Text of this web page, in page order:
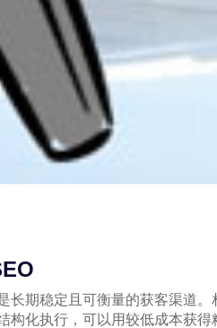
长期稳定且可衡量的获客渠道
构化执行，可以用较低成本获得